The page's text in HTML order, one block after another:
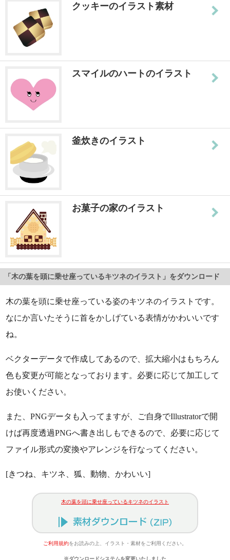
クッキーのイラスト素材
スマイルのハートのイラスト
釜炊きのイラスト
お菓子の家のイラスト
「木の葉を頭に乗せ座っているキツネのイラスト」をダウンロード
木の葉を頭に乗せ座っている姿のキツネのイラストです。
なにか言いたそうに首をかしげている表情がかわいいです
ね。
ベクターデータで作成してあるので、拡大縮小はもちろん
色も変更が可能となっております。必要に応じて加工して
お使いください。
また、PNGデータも入ってますが、ご自身でIllustratorで開
けば再度透過PNGへ書き出しもできるので、必要に応じて
ファイル形式の変換やアレンジを行なってください。
[きつね、キツネ、狐、動物、かわいい]
木の葉を頭に乗せ座っているキツネのイラスト
ご利用規約をお読みの上、イラスト・素材をご利用ください。
※ダウンロードシステムを変更いたしました